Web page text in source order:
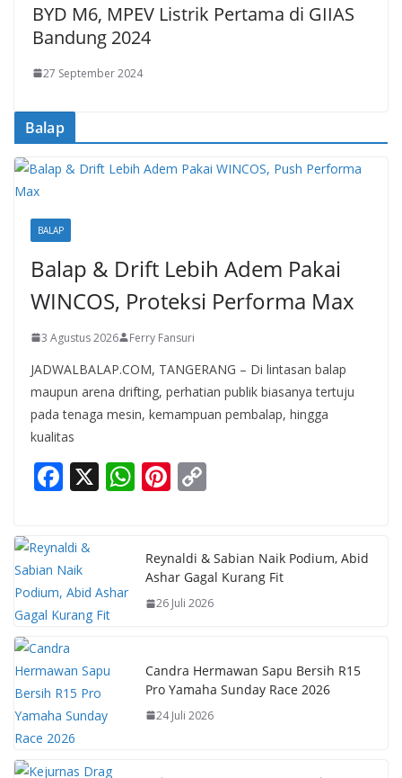
BYD M6, MPEV Listrik Pertama di GIIAS
Bandung 2024
27 September 2024
Balap
BALAP
Balap & Drift Lebih Adem Pakai
WINCOS, Proteksi Performa Max
3 Agustus 2026 Ferry Fansuri
JADWALBALAP.COM, TANGERANG – Di lintasan balap
maupun arena drifting, perhatian publik biasanya tertuju
pada tenaga mesin, kemampuan pembalap, hingga
kualitas
F
e
b
o
o
k
X W
s
A
p
Pi
e
st
y
Li
n
Reynaldi & Sabian Naik Podium, Abid
Ashar Gagal Kurang Fit
26 Juli 2026
Candra Hermawan Sapu Bersih R15
Pro Yamaha Sunday Race 2026
24 Juli 2026